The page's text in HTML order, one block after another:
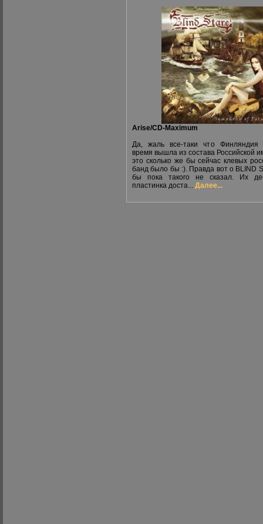
Arise/CD-Maximum
Да, жаль все-таки что Финляндия
время вышла из состава Российской
это сколько же бы сейчас клевых
банд было бы :). Правда вот о BLIND
бы пока такого не сказал. Их
пластинка доста... Далее...